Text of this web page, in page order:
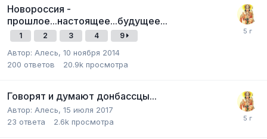
Новороссия -
прошлое...настоящее...будущее...
1 2 3 4 9
Автор: Алесь, 10 ноября 2014
200 ответов 20.9k просмотра
Говорят и думают донбассцы...
Автор: Алесь, 15 июля 2017
23 ответа 2.6k просмотра